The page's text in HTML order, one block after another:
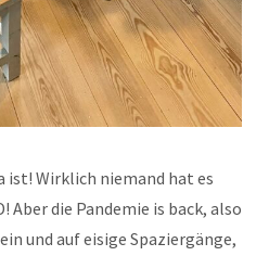
ist! Wirklich niemand hat es
Aber die Pandemie is back, also
und auf eisige Spaziergänge,